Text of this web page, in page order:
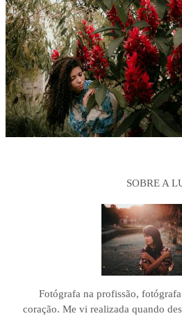
SOBRE A
Fotógrafa na profissão,
coração. Me vi realizada quando